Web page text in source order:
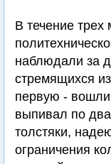
В течение трех
наблюдали за
стремящихся
первую - вошли
выпивал по
толстяки,
ограничения